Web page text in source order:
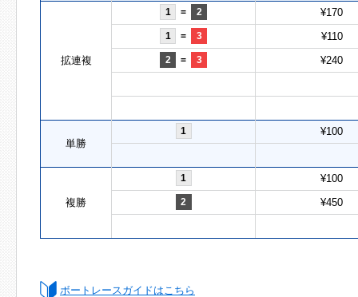
拡連複
1 = 2 ¥170
1 = 3 ¥110
2 = 3 ¥240
単勝
1 ¥100
複勝
1 ¥100
2 ¥450
ボートレースガイドはこちら